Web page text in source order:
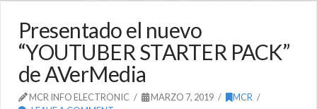
Presentado el nuevo
“YOUTUBER STARTER PACK”
de AVerMedia
MCR INFO ELECTRONIC MARZO 7, 2019
MCR